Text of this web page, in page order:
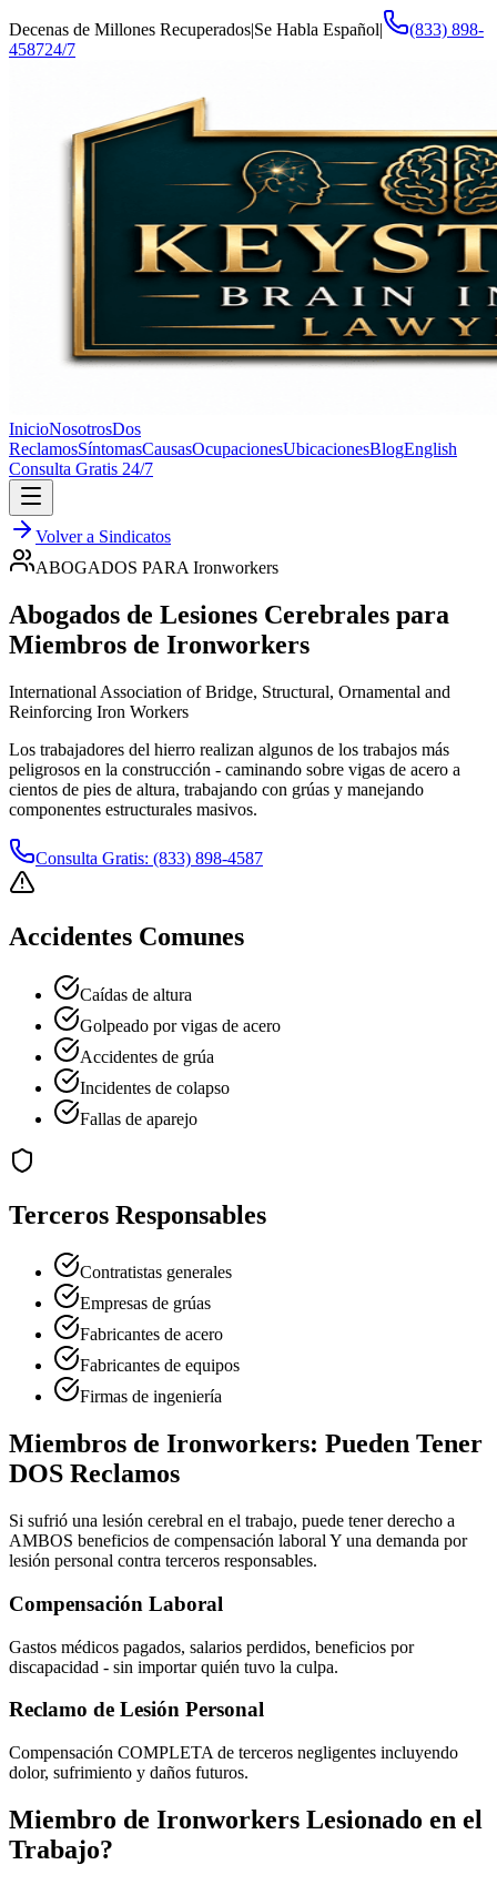
Decenas de Millones Recuperados|Se Habla Español|
(833) 898-
458724/7
InicioNosotrosDos
ReclamosSíntomasCausasOcupacionesUbicacionesBlogEnglish
Consulta Gratis 24/7
Volver a Sindicatos
ABOGADOS PARA Ironworkers
Abogados de Lesiones Cerebrales para
Miembros de Ironworkers
International Association of Bridge, Structural, Ornamental and
Reinforcing Iron Workers
Los trabajadores del hierro realizan algunos de los trabajos más
peligrosos en la construcción - caminando sobre vigas de acero a
cientos de pies de altura, trabajando con grúas y manejando
componentes estructurales masivos.
Consulta Gratis: (833) 898-4587
Accidentes Comunes
Caídas de altura
Golpeado por vigas de acero
Accidentes de grúa
Incidentes de colapso
Fallas de aparejo
Terceros Responsables
Contratistas generales
Empresas de grúas
Fabricantes de acero
Fabricantes de equipos
Firmas de ingeniería
Miembros de Ironworkers: Pueden Tener
DOS Reclamos
Si sufrió una lesión cerebral en el trabajo, puede tener derecho a
AMBOS beneficios de compensación laboral Y una demanda por
lesión personal contra terceros responsables.
Compensación Laboral
Gastos médicos pagados, salarios perdidos, beneficios por
discapacidad - sin importar quién tuvo la culpa.
Reclamo de Lesión Personal
Compensación COMPLETA de terceros negligentes incluyendo
dolor, sufrimiento y daños futuros.
Miembro de Ironworkers Lesionado en el
Trabajo?